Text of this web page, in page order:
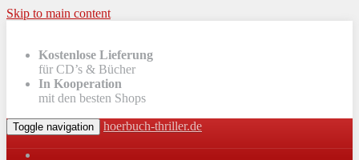
Skip to main content
Kostenlose Lieferung
für CD’s & Bücher
In Kooperation
mit den besten Shops
Toggle navigation hoerbuch-thriller.de